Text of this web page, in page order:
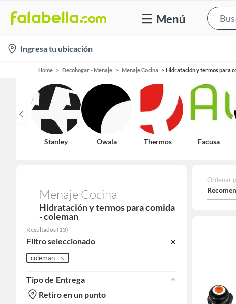
Menú
location-
icon
Ingresa tu ubicación
Home Decohogar - Menaje Menaje Cocina Hidratación y termos para
Stanley Owala Thermos Facusa
Menaje Cocina
Hidratación y termos para comida
- coleman
Resultados (13)
Filtro seleccionado
coleman
Tipo de Entrega
Retiro en un punto
Ordenar